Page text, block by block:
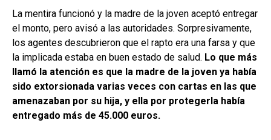
La mentira funcionó y la madre de la joven aceptó entregar
el monto, pero avisó a las autoridades. Sorpresivamente,
los agentes descubrieron que el rapto era una farsa y que
la implicada estaba en buen estado de salud. Lo que más
llamó la atención es que la madre de la joven ya había
sido extorsionada varias veces con cartas en las que
amenazaban por su hija, y ella por protegerla había
entregado más de 45.000 euros.